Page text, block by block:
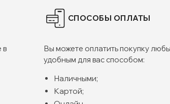
в
СПОСОБЫ ОПЛАТЫ
Вы можете оплатить покупку
удобным для вас способом:
Наличными;
Картой;